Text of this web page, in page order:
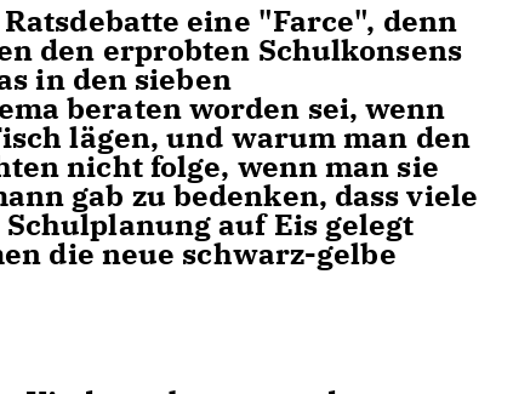
eine "Farce", denn
den erprobten Schulkonsens
in den sieben
beraten worden sei, wenn
lägen, und warum man den
nicht folge, wenn man sie
gab zu bedenken, dass viele
auf Eis gelegt
die neue schwarz-gelbe